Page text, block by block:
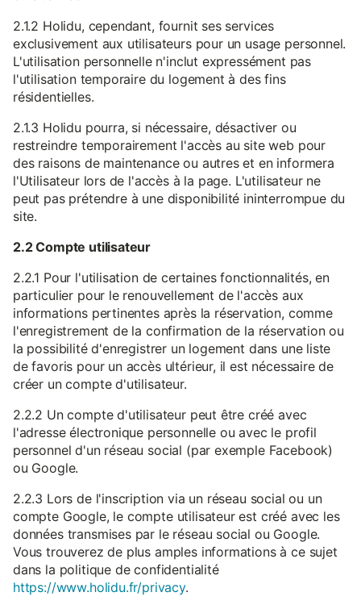
2.1.2 Holidu, cependant, fournit ses services
exclusivement aux utilisateurs pour un usage personnel.
L'utilisation personnelle n'inclut expressément pas
l'utilisation temporaire du logement à des fins
résidentielles.
2.1.3 Holidu pourra, si nécessaire, désactiver ou
restreindre temporairement l'accès au site web pour
des raisons de maintenance ou autres et en informera
l'Utilisateur lors de l'accès à la page. L'utilisateur ne
peut pas prétendre à une disponibilité ininterrompue du
site.
2.2 Compte utilisateur
2.2.1 Pour l'utilisation de certaines fonctionnalités, en
particulier pour le renouvellement de l'accès aux
informations pertinentes après la réservation, comme
l'enregistrement de la confirmation de la réservation ou
la possibilité d'enregistrer un logement dans une liste
de favoris pour un accès ultérieur, il est nécessaire de
créer un compte d'utilisateur.
2.2.2 Un compte d'utilisateur peut être créé avec
l'adresse électronique personnelle ou avec le profil
personnel d'un réseau social (par exemple Facebook)
ou Google.
2.2.3 Lors de l'inscription via un réseau social ou un
compte Google, le compte utilisateur est créé avec les
données transmises par le réseau social ou Google.
Vous trouverez de plus amples informations à ce sujet
dans la politique de confidentialité
https://www.holidu.fr/privacy.